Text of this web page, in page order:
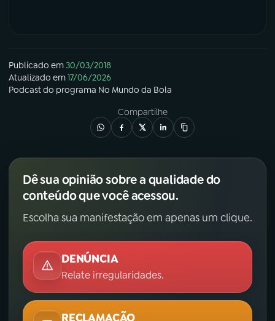
Publicado em30/03/2018
Atualizado em17/06/2026
Podcastdo programa No Mundo da Bola
Compartilhe
Dê sua opinião sobre a qualidade do
conteúdo que você acessou.
Escolha sua manifestação em apenas um clique.
DENÚNCIA
Relate irregularidades.
RECLAMAÇÃO